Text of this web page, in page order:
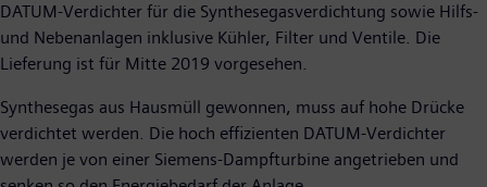
DATUM-Verdichter für die Synthesegasverdichtung sowie Hilfs-
und Nebenanlagen inklusive Kühler, Filter und Ventile. Die
Lieferung ist für Mitte 2019 vorgesehen.
Synthesegas aus Hausmüll gewonnen, muss auf hohe Drücke
verdichtet werden. Die hoch effizienten DATUM-Verdichter
werden je von einer Siemens-Dampfturbine angetrieben und